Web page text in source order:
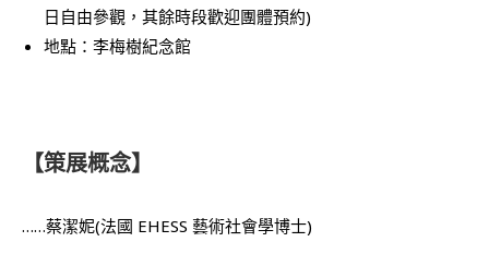
日自由參觀，其餘時段歡迎團體預約)
地點：李梅樹紀念館
【策展概念】
……蔡潔妮(法國 EHESS 藝術社會學博士)